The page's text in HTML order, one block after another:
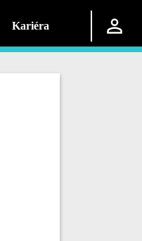
Kariéra